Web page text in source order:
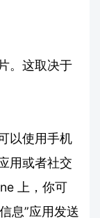
。这取决于
以使用手机
用或者社交
上，你可
息”应用发送